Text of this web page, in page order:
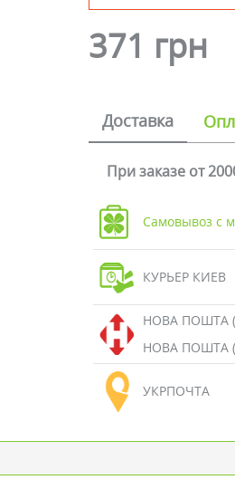
371 грн
Доставка
При заказе от
Самовывоз с
КУРЬЕР КИЕВ
НОВА ПОШТА
НОВА ПОШТА
УКРПОЧТА